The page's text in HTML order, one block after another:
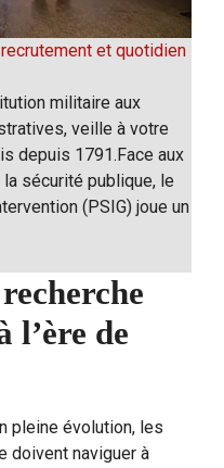
et quotidien
militaire aux
veille à votre
depuis 1791.Face aux
sécurité publique, le
(PSIG) joue un
l’ère de
pleine évolution, les
doivent naviguer à